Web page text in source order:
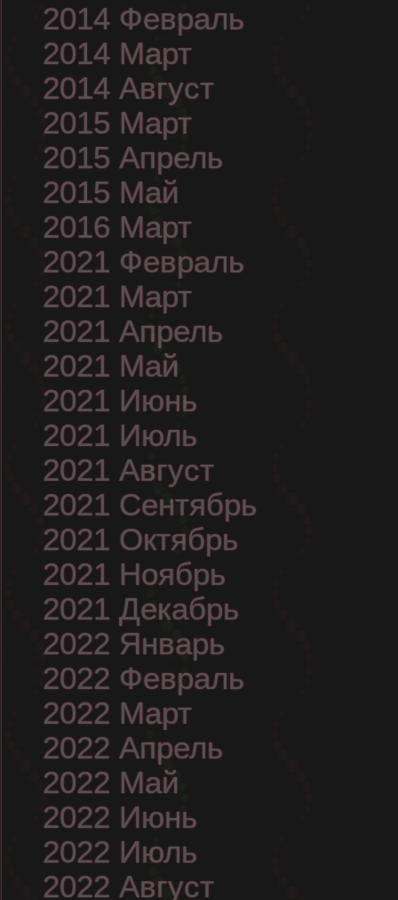
2014 Февраль
2014 Март
2014 Август
2015 Март
2015 Апрель
2015 Май
2016 Март
2021 Февраль
2021 Март
2021 Апрель
2021 Май
2021 Июнь
2021 Июль
2021 Август
2021 Сентябрь
2021 Октябрь
2021 Ноябрь
2021 Декабрь
2022 Январь
2022 Февраль
2022 Март
2022 Апрель
2022 Май
2022 Июнь
2022 Июль
2022 Август